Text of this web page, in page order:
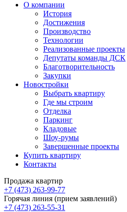
О компании
История
Достижения
Производство
Технологии
Реализованные проекты
Депутаты команды ДСК
Благотворительность
Закупки
Новостройки
Выбрать квартиру
Где мы строим
Отделка
Паркинг
Кладовые
Шоу-румы
Завершенные проекты
Купить квартиру
Контакты
Продажа квартир
+7 (473) 263-99-77
Горячая линия (прием заявлений)
+7 (473) 263-55-31